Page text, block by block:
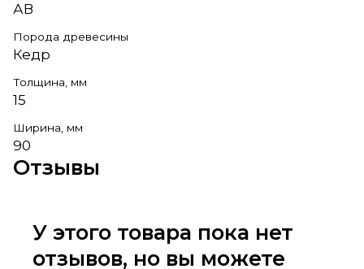
АВ
Порода древесины
Кедр
Толщина, мм
15
Ширина, мм
90
Отзывы
У этого товара пока нет
отзывов, но вы можете